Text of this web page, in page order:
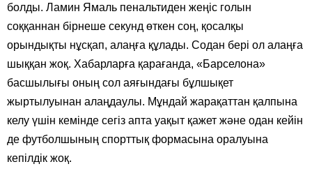
болды. Ламин Ямаль пенальтиден жеңіс голын
соққаннан бірнеше секунд өткен соң, қосалқы
орындықты нұсқап, алаңға құлады. Содан бері ол алаңға
шыққан жоқ. Хабарларға қарағанда, «Барселона»
басшылығы оның сол аяғындағы бұлшықет
жыртылуынан алаңдаулы. Мұндай жарақаттан қалпына
келу үшін кемінде сегіз апта уақыт қажет және одан кейін
де футболшының спорттық формасына оралуына
кепілдік жоқ.